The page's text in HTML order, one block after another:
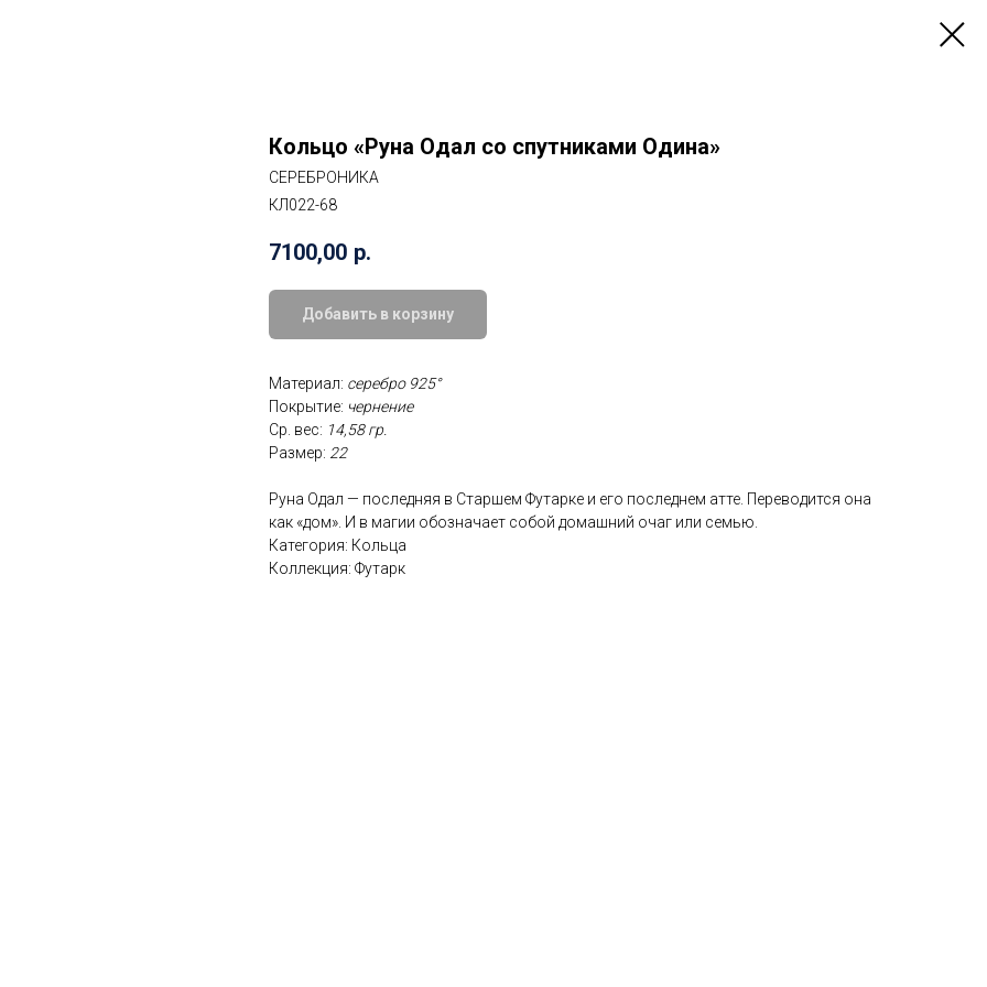
Кольцо «Руна Одал со спутниками Одина»
СЕРЕБРОНИКА
КЛ022-68
7100,00 р.
Добавить в корзину
Материал: серебро 925°
Покрытие: чернение
Ср. вес: 14,58 гр.
Размер: 22
Руна Одал — последняя в Старшем Футарке и его последнем атте. Переводится она
как «дом». И в магии обозначает собой домашний очаг или семью.
Категория: Кольца
Коллекция: Футарк